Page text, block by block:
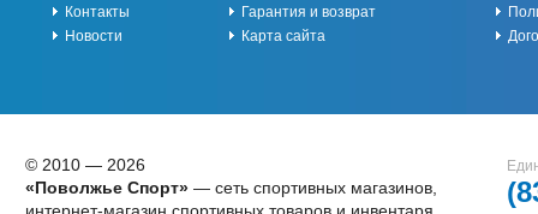
Контакты
Новости
Гарантия и возврат
Карта сайта
© 2010 — 2026
«Поволжье Спорт»— сеть спортивных магазинов,